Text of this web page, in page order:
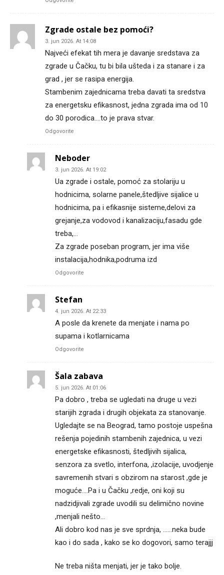
Zgrade ostale bez pomoći?
3. jun 2026. At 14:08
Najveći efekat tih mera je davanje sredstava za
zgrade u Čačku, tu bi bila ušteda i za stanare i za
grad , jer se rasipa energija.
Stambenim zajednicama treba davati ta sredstva
za energetsku efikasnost, jedna zgrada ima od 10
do 30 porodica….to je prava stvar.
Odgovorite
Neboder
3. jun 2026. At 19:02
Ua zgrade i ostale, pomoć za stolariju u
hodnicima, solarne panele,štedljive sijalice u
hodnicima, pa i efikasnije sisteme,delovi za
grejanje,za vodovod i kanalizaciju,fasadu gde
treba,…
Za zgrade poseban program, jer ima više
instalacija,hodnika,podruma izd
Odgovorite
Stefan
4. jun 2026. At 22:33
A posle da krenete da menjate i nama po
supama i kotlarnicama
Odgovorite
Šala zabava
5. jun 2026. At 01:06
Pa dobro , treba se ugledati na druge u vezi
starijih zgrada i drugih objekata za stanovanje.
Ugledajte se na Beograd, tamo postoje uspešna
rešenja pojedinih stambenih zajednica, u vezi
energetske efikasnosti, štedljivih sijalica,
senzora za svetlo, interfona, ,izolacije, uvodjenje
savremenih stvari s obzirom na starost ,gde je
moguće….Pa i u Čačku ,redje, oni koji su
nadzidjivali zgrade uvodili su delimično novine
,menjali nešto…
Ali dobro kod nas je sve sprdnja, ……neka bude
kao i do sada , kako se ko dogovori, samo terajjj
Ne treba ništa menjati, jer je tako bolje.